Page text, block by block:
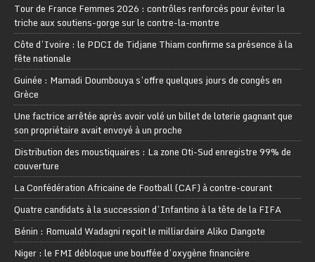
Tour de France Femmes 2026 : contrôles renforcés pour éviter la
triche aux soutiens-gorge sur le contre-la-montre
Côte d’Ivoire : le PDCI de Tidjane Thiam confirme sa présence à la
fête nationale
Guinée : Mamadi Doumbouya s’offre quelques jours de congés en
Grèce
Une factrice arrêtée après avoir volé un billet de loterie gagnant que
son propriétaire avait envoyé à un proche
Distribution des moustiquaires : La zone Oti-Sud enregistre 99% de
couverture
La Confédération Africaine de Football (CAF) à contre-courant
Quatre candidats à la succession d’Infantino à la tête de la FIFA
Bénin : Romuald Wadagni reçoit le milliardaire Aliko Dangote
Niger : le FMI débloque une bouffée d’oxygène financière